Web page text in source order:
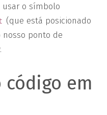
usar o símbolo
(que está posicionado
nosso ponto de
em